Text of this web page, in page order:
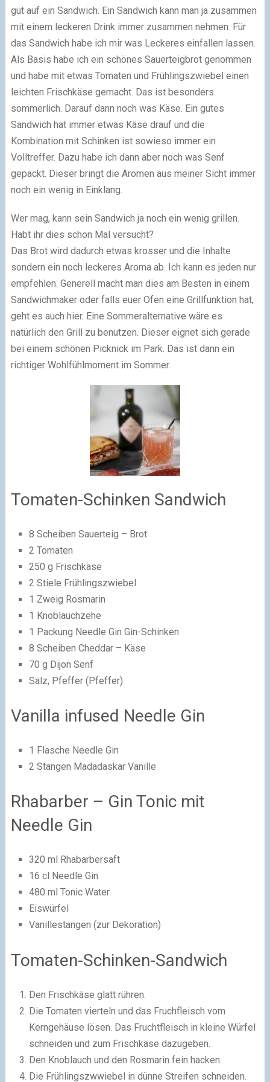
gut auf ein Sandwich. Ein Sandwich kann man ja zusammen
mit einem leckeren Drink immer zusammen nehmen. Für
das Sandwich habe ich mir was Leckeres einfallen lassen.
Als Basis habe ich ein schönes Sauerteigbrot genommen
und habe mit etwas Tomaten und Frühlingszwiebel einen
leichten Frischkäse gemacht. Das ist besonders
sommerlich. Darauf dann noch was Käse. Ein gutes
Sandwich hat immer etwas Käse drauf und die
Kombination mit Schinken ist sowieso immer ein
Volltreffer. Dazu habe ich dann aber noch was Senf
gepackt. Dieser bringt die Aromen aus meiner Sicht immer
noch ein wenig in Einklang.
Wer mag, kann sein Sandwich ja noch ein wenig grillen.
Habt ihr dies schon Mal versucht?
Das Brot wird dadurch etwas krosser und die Inhalte
sondern ein noch leckeres Aroma ab. Ich kann es jeden nur
empfehlen. Generell macht man dies am Besten in einem
Sandwichmaker oder falls euer Ofen eine Grillfunktion hat,
geht es auch hier. Eine Sommeralternative wäre es
natürlich den Grill zu benutzen. Dieser eignet sich gerade
bei einem schönen Picknick im Park. Das ist dann ein
richtiger Wohlfühlmoment im Sommer.
Tomaten-Schinken Sandwich
8 Scheiben Sauerteig – Brot
2 Tomaten
250 g Frischkäse
2 Stiele Frühlingszwiebel
1 Zweig Rosmarin
1 Knoblauchzehe
1 Packung Needle Gin Gin-Schinken
8 Scheiben Cheddar – Käse
70 g Dijon Senf
Salz, Pfeffer (Pfeffer)
Vanilla infused Needle Gin
1 Flasche Needle Gin
2 Stangen Madadaskar Vanille
Rhabarber – Gin Tonic mit
Needle Gin
320 ml Rhabarbersaft
16 cl Needle Gin
480 ml Tonic Water
Eiswürfel
Vanillestangen (zur Dekoration)
Tomaten-Schinken-Sandwich
Den Frischkäse glatt rühren.
Die Tomaten vierteln und das Fruchfleisch vom
Kerngehäuse lösen. Das Fruchtfleisch in kleine Würfel
schneiden und zum Frischkäse dazugeben.
Den Knoblauch und den Rosmarin fein hacken.
Die Frühlingszwwiebel in dünne Streifen schneiden.